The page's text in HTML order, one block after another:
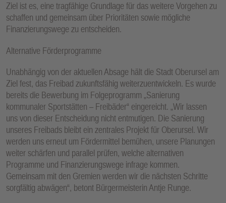
Ziel ist es, eine tragfähige Grundlage für das weitere Vorgehen zu
schaffen und gemeinsam über Prioritäten sowie mögliche
Finanzierungswege zu entscheiden.
Alternative Förderprogramme
Unabhängig von der aktuellen Absage hält die Stadt Oberursel am
Ziel fest, das Freibad zukunftsfähig weiterzuentwickeln. Es wurde
bereits die Bewerbung im Folgeprogramm „Sanierung
kommunaler Sportstätten – Freibäder“ eingereicht. „Wir lassen
uns von dieser Entscheidung nicht entmutigen. Die Sanierung
unseres Freibads bleibt ein zentrales Projekt für Oberursel. Wir
werden uns erneut um Fördermittel bemühen, unsere Planungen
weiter schärfen und parallel prüfen, welche alternativen
Programme und Finanzierungswege infrage kommen.
Gemeinsam mit den Gremien werden wir die nächsten Schritte
sorgfältig abwägen“, betont Bürgermeisterin Antje Runge.